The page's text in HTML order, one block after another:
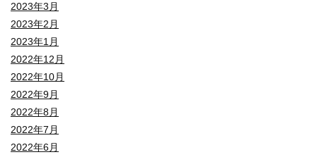
2023年3月
2023年2月
2023年1月
2022年12月
2022年10月
2022年9月
2022年8月
2022年7月
2022年6月